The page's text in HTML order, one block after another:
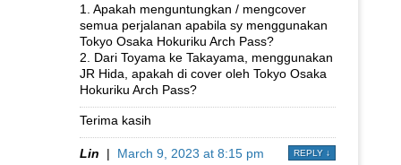
1. Apakah menguntungkan / mengcover
semua perjalanan apabila sy menggunakan
Tokyo Osaka Hokuriku Arch Pass?
2. Dari Toyama ke Takayama, menggunakan
JR Hida, apakah di cover oleh Tokyo Osaka
Hokuriku Arch Pass?
Terima kasih
Lin | March 9, 2023 at 8:15 pm REPLY ↓